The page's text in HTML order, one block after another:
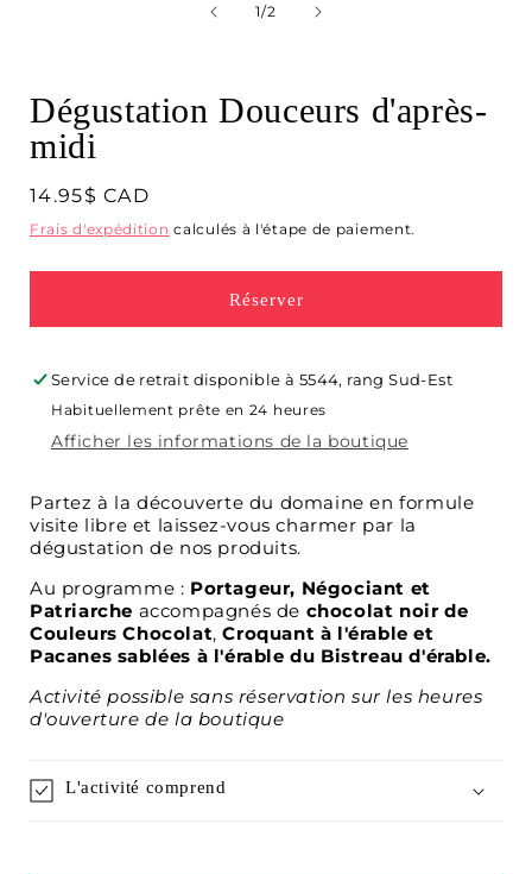
1/de
2
Dégustation Douceurs d'après-
midi
Prix
habituel
14.95$ CAD
Frais d'expédition calculés à l'étape de paiement.
Réserver
Service de retrait disponible à 5544, rang Sud-Est
Habituellement prête en 24 heures
Afficher les informations de la boutique
Partez à la découverte du domaine en formule
visite libre et laissez-vous charmer par la
dégustation de nos produits.
Au programme : Portageur, Négociant et
Patriarche accompagnés de chocolat noir de
Couleurs Chocolat,Croquant à l'érable et
Pacanes sablées à l'érable du Bistreau d'érable.
Activité possible sans réservation sur les heures
d'ouverture de la boutique
L'activité comprend